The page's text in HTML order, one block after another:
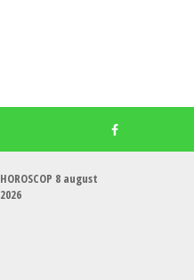
HOROSCOP 8 august
2026